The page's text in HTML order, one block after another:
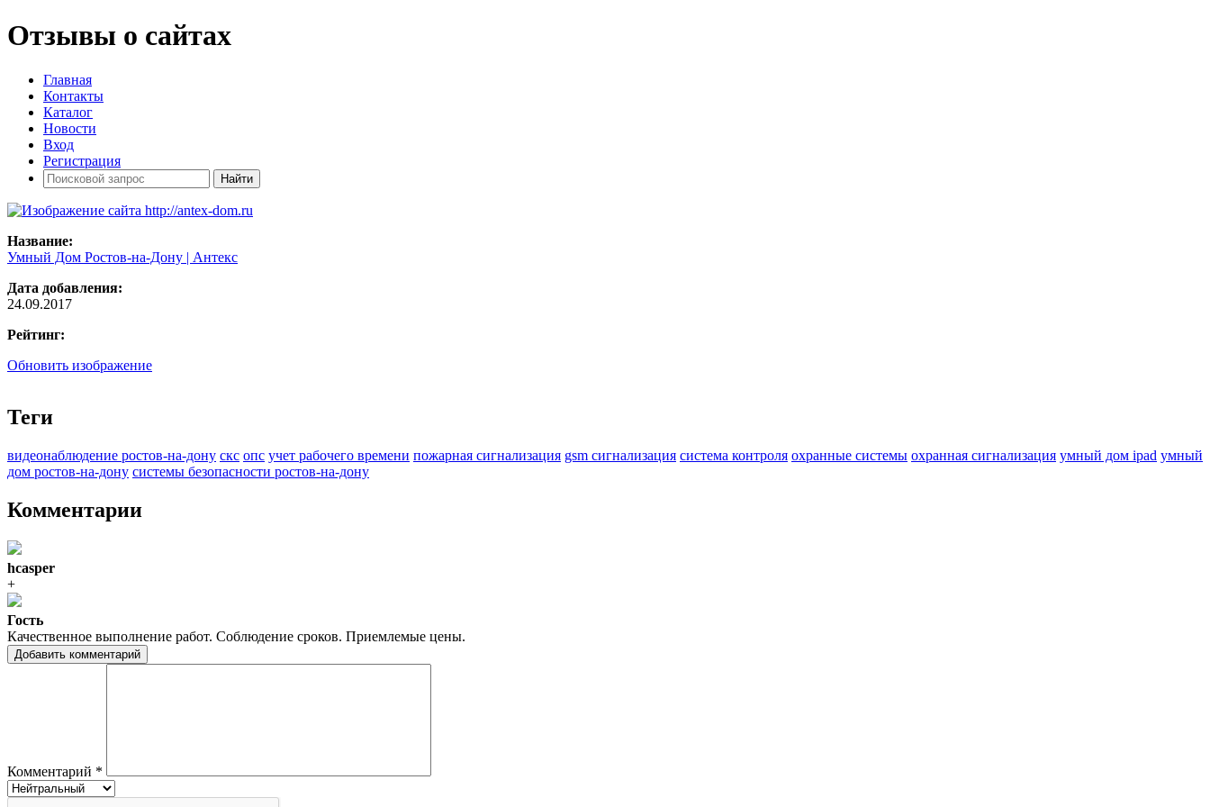
Отзывы о сайтах
Главная
Контакты
Каталог
Новости
Вход
Регистрация
Название:
Умный Дом Ростов-на-Дону | Антекс
Дата добавления:
24.09.2017
Рейтинг:
Обновить изображение
Теги
видеонаблюдение ростов-на-дону скс опс учет рабочего времени пожарная сигнализация gsm сигнализация система контроля охранные системы охранная сигнализация умный дом ipad умный
дом ростов-на-дону системы безопасности ростов-на-дону
Комментарии
hcasper
+
Гость
Качественное выполнение работ. Соблюдение сроков. Приемлемые цены.
Добавить комментарий
Комментарий *